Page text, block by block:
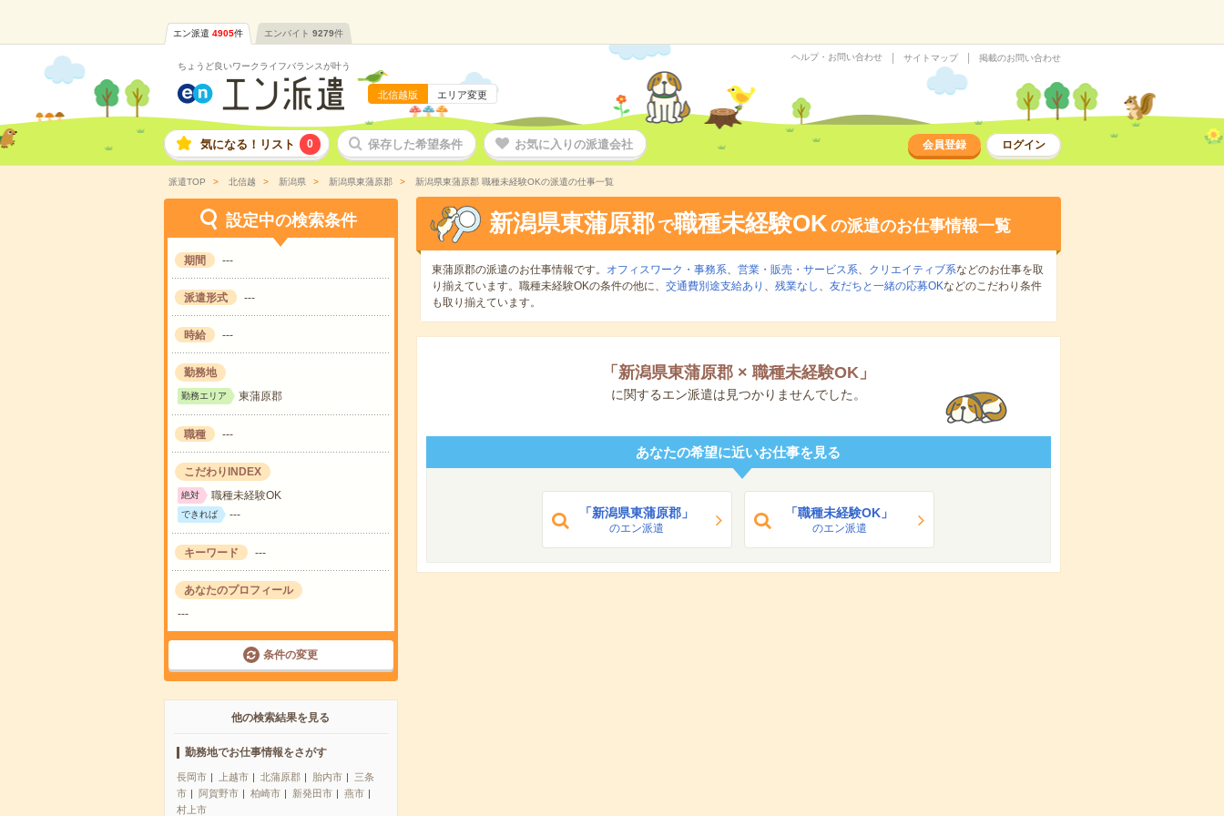
エン派遣 4905件 エンバイト 9279件
ちょうど良いワークライフバランスが叶う
北信越版 エリア変更
ヘルプ・お問い合わせ サイトマップ 掲載のお問い合わせ
気になる！リスト 0 保存した希望条件 お気に入りの派遣会社 会員登録 ログイン
派遣TOP 北信越 新潟県 新潟県東蒲原郡 新潟県東蒲原郡 職種未経験OKの派遣の仕事一覧
設定中の検索条件
期間 ---
派遣形式 ---
時給 ---
勤務地
勤務エリア 東蒲原郡
職種 ---
こだわりINDEX
絶対 職種未経験OK
できれば ---
キーワード ---
あなたのプロフィール
---
条件の変更
他の検索結果を見る
勤務地でお仕事情報をさがす
長岡市 上越市 北蒲原郡 胎内市
三条
市
阿賀野市 柏崎市 新発田市
燕市
村上市
新潟県東蒲原郡 で職種未経験OKの派遣のお仕事情報一覧
東蒲原郡の派遣のお仕事情報です。 オフィスワーク・事務系、 営業・販売・サービス系、 クリエイティブ系などのお仕事を取
り揃えています。職種未経験OKの条件の他に、 交通費別途支給あり 、 残業なし 、 友だちと一緒の応募OKなどのこだわり条件
も取り揃えています。
「 新潟県東蒲原郡× 職種未経験OK」
に関するエン派遣は見つかりませんでした。
あなたの希望に近いお仕事を見る
「新潟県東蒲原郡」
のエン派遣
「職種未経験OK」
のエン派遣